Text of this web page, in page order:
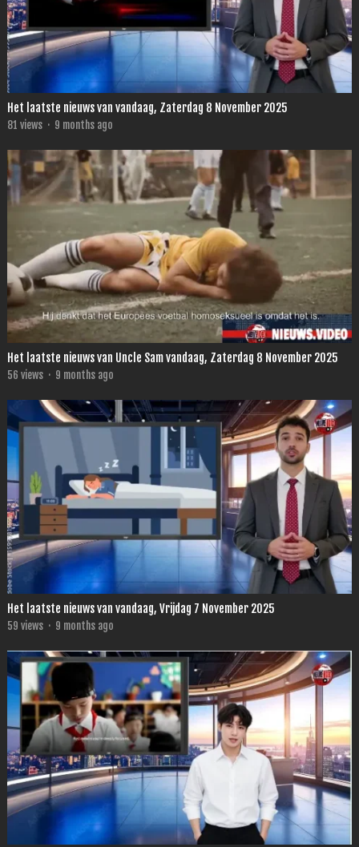
Het laatste nieuws van vandaag, Zaterdag 8 November 2025
81 views · 9 months ago
Het laatste nieuws van Uncle Sam vandaag, Zaterdag 8 November 2025
56 views · 9 months ago
Het laatste nieuws van vandaag, Vrijdag 7 November 2025
59 views · 9 months ago